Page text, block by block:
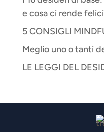
e cosa ci rende felici
5 CONSIGLI
Meglio uno o tanti
LE LEGGI DEL